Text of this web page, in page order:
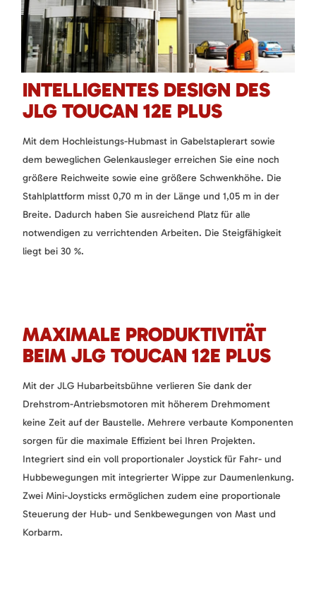
INTELLIGENTES DESIGN DES
JLG TOUCAN 12E PLUS
Mit dem Hochleistungs-Hubmast in Gabelstaplerart sowie
dem beweglichen Gelenkausleger erreichen Sie eine noch
größere Reichweite sowie eine größere Schwenkhöhe. Die
Stahlplattform misst 0,70 m in der Länge und 1,05 m in der
Breite. Dadurch haben Sie ausreichend Platz für alle
notwendigen zu verrichtenden Arbeiten. Die Steigfähigkeit
liegt bei 30 %.
MAXIMALE PRODUKTIVITÄT
BEIM JLG TOUCAN 12E PLUS
Mit der JLG Hubarbeitsbühne verlieren Sie dank der
Drehstrom-Antriebsmotoren mit höherem Drehmoment
keine Zeit auf der Baustelle. Mehrere verbaute Komponenten
sorgen für die maximale Effizient bei Ihren Projekten.
Integriert sind ein voll proportionaler Joystick für Fahr- und
Hubbewegungen mit integrierter Wippe zur Daumenlenkung.
Zwei Mini-Joysticks ermöglichen zudem eine proportionale
Steuerung der Hub- und Senkbewegungen von Mast und
Korbarm.